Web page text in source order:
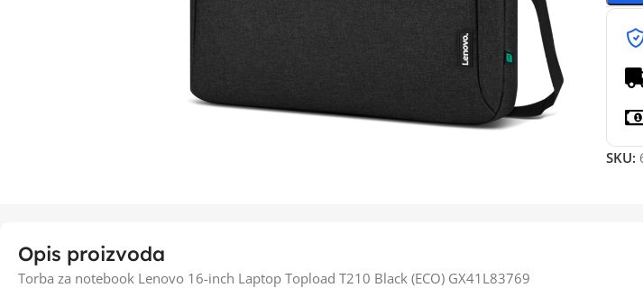
SKU:
Opis proizvoda
Torba za notebook Lenovo 16-inch Laptop Topload T210 Black (ECO) GX41L83769